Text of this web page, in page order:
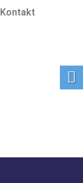
Kontakt